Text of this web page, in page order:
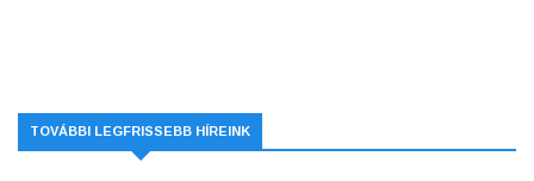
TOVÁBBI LEGFRISSEBB HÍREINK